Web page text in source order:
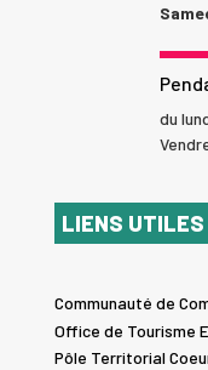
du
LIENS UTILES
Communauté de
Office de Tourisme
Pôle Territorial